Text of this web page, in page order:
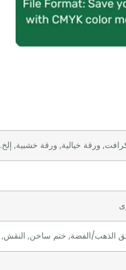
ورقة خيالية, ورقة خشبية, إلخ.